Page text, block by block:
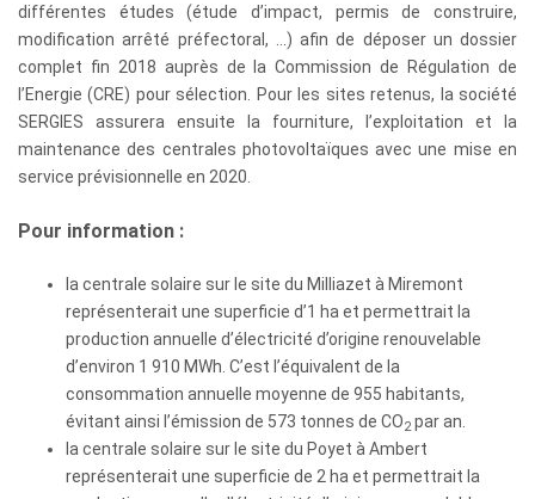
différentes études (étude d’impact, permis de construire,
modification arrêté préfectoral, …) afin de déposer un dossier
complet fin 2018 auprès de la Commission de Régulation de
l’Energie (CRE) pour sélection. Pour les sites retenus, la société
SERGIES assurera ensuite la fourniture, l’exploitation et la
maintenance des centrales photovoltaïques avec une mise en
service prévisionnelle en 2020.
Pour information :
la centrale solaire sur le site du Milliazet à Miremont
représenterait une superficie d’1 ha et permettrait la
production annuelle d’électricité d’origine renouvelable
d’environ 1 910 MWh. C’est l’équivalent de la
consommation annuelle moyenne de 955 habitants,
évitant ainsi l’émission de 573 tonnes de CO2 par an.
la centrale solaire sur le site du Poyet à Ambert
représenterait une superficie de 2 ha et permettrait la